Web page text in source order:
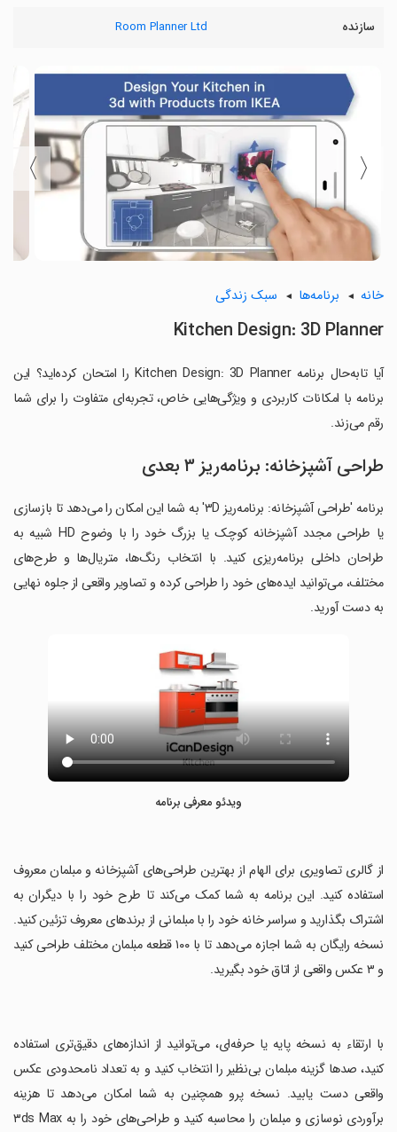
سازنده Room Planner Ltd
〈
〉
خانه برنامه‌ها سبک زندگی
Kitchen Design: 3D Planner
آیا تابه‌حال برنامه Kitchen Design: 3D Planner را امتحان کرده‌اید؟ این
برنامه با امکانات کاربردی و ویژگی‌هایی خاص، تجربه‌ای متفاوت را برای شما
رقم می‌زند.
طراحی آشپزخانه: برنامه‌ریز ۳ بعدی
برنامه 'طراحی آشپزخانه: برنامه‌ریز ۳D' به شما این امکان را می‌دهد تا بازسازی
یا طراحی مجدد آشپزخانه کوچک یا بزرگ خود را با وضوح HD شبیه به
طراحان داخلی برنامه‌ریزی کنید. با انتخاب رنگ‌ها، متریال‌ها و طرح‌های
مختلف، می‌توانید ایده‌های خود را طراحی کرده و تصاویر واقعی از جلوه نهایی
به دست آورید.
ویدئو معرفی برنامه
‏از گالری تصاویری برای الهام از بهترین طراحی‌های آشپزخانه و مبلمان معروف
استفاده کنید. این برنامه به شما کمک می‌کند تا طرح خود را با دیگران به
اشتراک بگذارید و سراسر خانه خود را با مبلمانی از برندهای معروف تزئین کنید.
نسخه رایگان به شما اجازه می‌دهد تا با ۱۰۰ قطعه مبلمان مختلف طراحی کنید
و ۳ عکس واقعی از اتاق خود بگیرید.
‏با ارتقاء به نسخه پایه یا حرفه‌ای، می‌توانید از اندازه‌های دقیق‌تری استفاده
کنید، صدها گزینه مبلمان بی‌نظیر را انتخاب کنید و به تعداد نامحدودی عکس
واقعی دست یابید. نسخه پرو همچنین به شما امکان می‌دهد تا هزینه
برآوردی نوسازی و مبلمان را محاسبه کنید و طراحی‌های خود را به ۳ds Max